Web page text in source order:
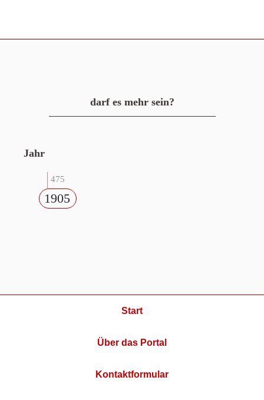
darf es mehr sein?
Jahr
475
1905
Start
Über das Portal
Kontaktformular